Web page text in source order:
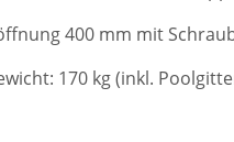
400 mm mit
170 kg (inkl.